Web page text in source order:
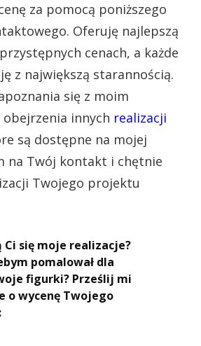
za pomocą poniższego
Oferuję najlepszą
cenach, a każde
z największą starannością.
się z moim
obejrzenia innych realizacji
są dostępne na mojej
na Twój kontakt i chętnie
Twojego projektu
Ci się moje realizacje?
pomalował dla
figurki? Prześlij mi
o wycenę Twojego